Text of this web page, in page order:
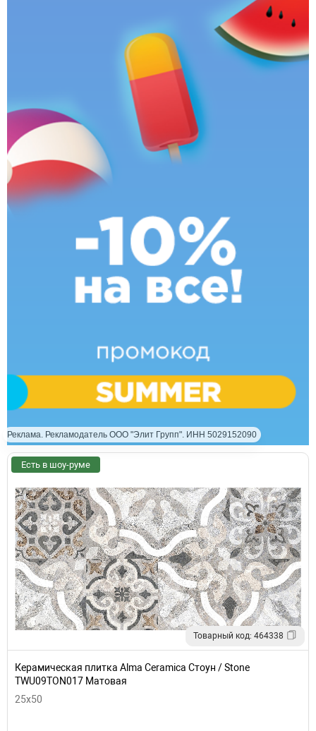
Реклама. Рекламодатель ООО "Элит Групп". ИНН 5029152090
Есть в шоу-руме
Товарный код: 464338
Керамическая плитка Alma Ceramica Стоун / Stone
TWU09TON017 Матовая
25x50